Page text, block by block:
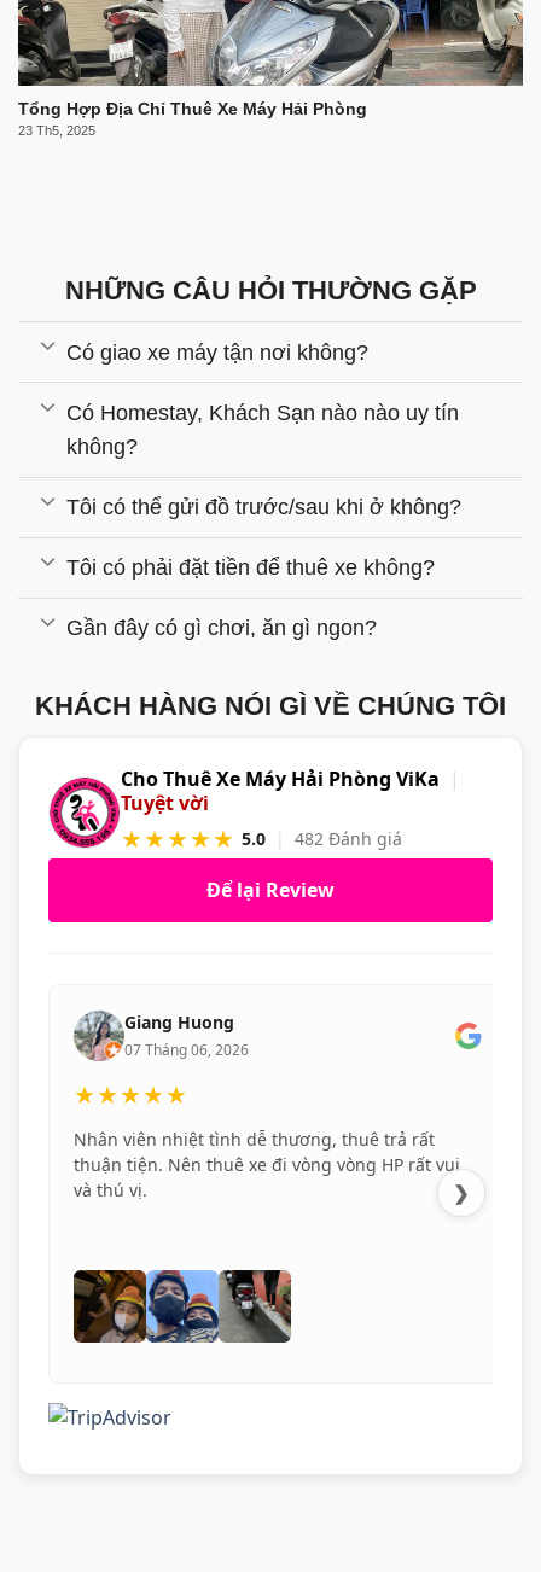
Tổng Hợp Địa Chỉ Thuê Xe Máy Hải Phòng
23 Th5, 2025
NHỮNG CÂU HỎI THƯỜNG GẶP
Có giao xe máy tận nơi không?
Có Homestay, Khách Sạn nào nào uy tín
không?
Tôi có thể gửi đồ trước/sau khi ở không?
Tôi có phải đặt tiền để thuê xe không?
Gần đây có gì chơi, ăn gì ngon?
KHÁCH HÀNG NÓI GÌ VỀ CHÚNG TÔI
Cho Thuê Xe Máy Hải Phòng ViKa |
Tuyệt vời
★★★★★ 5.0 | 482 Đánh giá
Để lại Review
Giang Huong
07 Tháng 06, 2026
★★★★★
Nhân viên nhiệt tình dễ thương, thuê trả rất
thuận tiện. Nên thuê xe đi vòng vòng HP rất vui
và thú vị.
❯